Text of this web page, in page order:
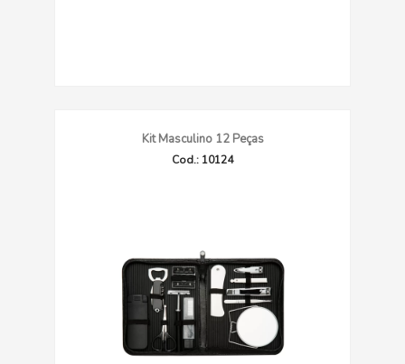
Kit Masculino 12 Peças
Cod.: 10124